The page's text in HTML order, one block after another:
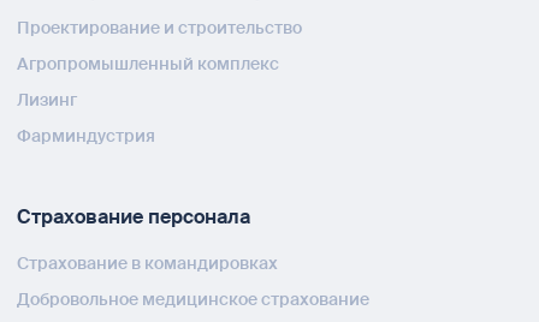
Проектирование и строительство
Агропромышленный комплекс
Лизинг
Фарминдустрия
Страхование персонала
Страхование в командировках
Добровольное медицинское страхование